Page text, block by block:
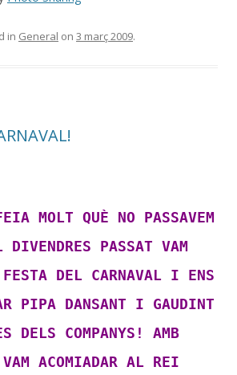
in General on 3 març 2009.
MOLT QUÈ NO PASSAVEM
PASSAT VAM
DEL CARNAVAL I ENS
PIPA DANSANT I GAUDINT
DELS COMPANYS! AMB
ACOMIADAR AL REI